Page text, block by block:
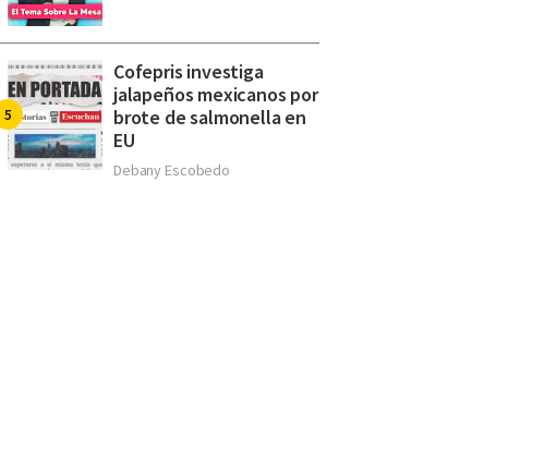
Cofepris investiga
jalapeños mexicanos por
brote de salmonella en
EU
Debany Escobedo